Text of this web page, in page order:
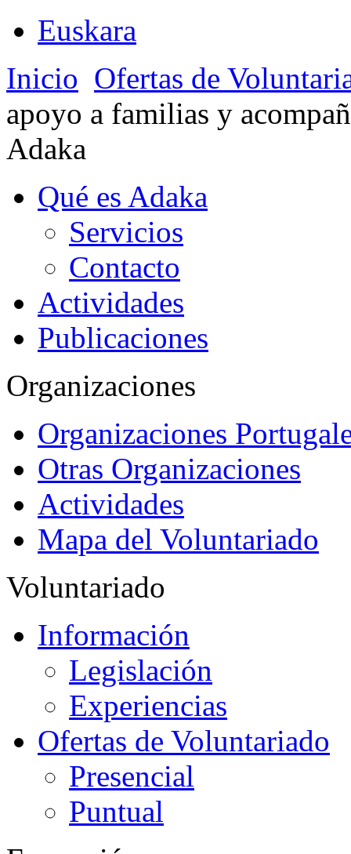
Euskara
Inicio Ofertas de
apoyo a familias y
Adaka
Qué es Adaka
Servicios
Contacto
Actividades
Publicaciones
Organizaciones
Organizaciones
Otras Organizaciones
Actividades
Mapa del Voluntariado
Voluntariado
Información
Legislación
Experiencias
Ofertas de Voluntariado
Presencial
Puntual